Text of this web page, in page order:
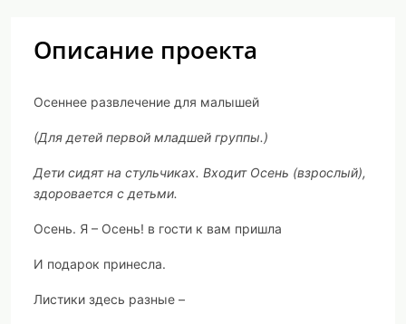
Описание проекта
Осеннее развлечение для малышей
(Для детей первой младшей группы.)
Дети сидят на стульчиках. Входит Осень (взрослый),
здоровается с детьми.
Осень. Я – Осень! в гости к вам пришла
И подарок принесла.
Листики здесь разные –